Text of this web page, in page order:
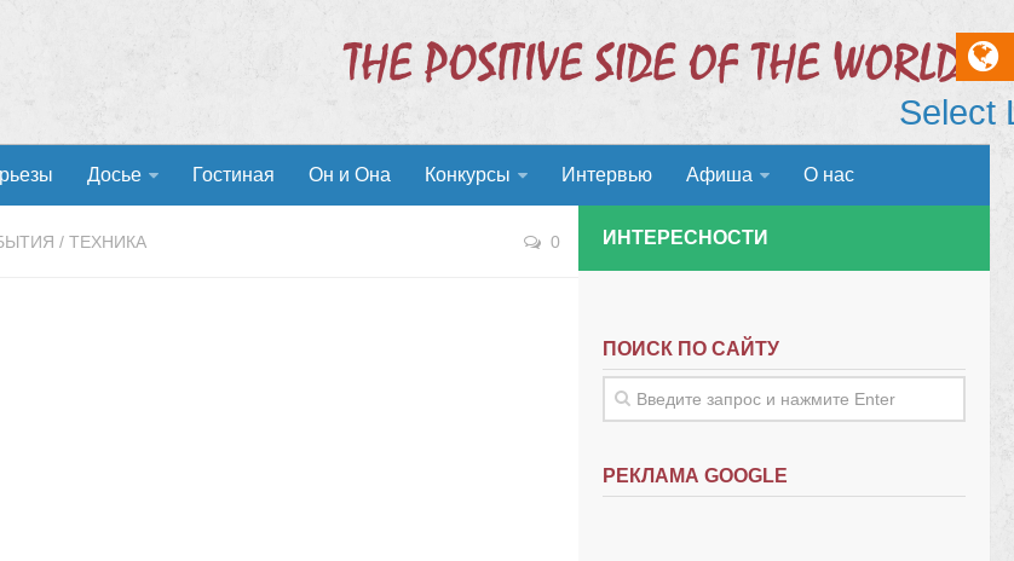
Досье Гостиная Он и Она Конкурсы Интервью Афиша О нас
/ ТЕХНИКА 0 ИНТЕРЕСНОСТИ
ПОИСК ПО САЙТУ
РЕКЛАМА GOOGLE
Select